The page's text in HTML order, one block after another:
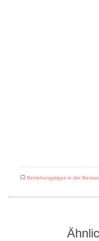
Beziehungstipps in der